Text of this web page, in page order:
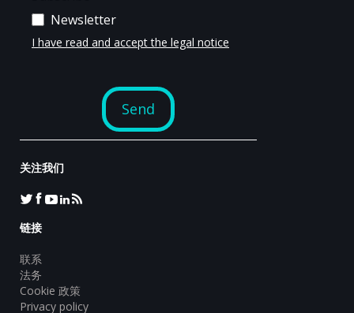
关注我们
链接
联系
法务
Cookie 政策
Privacy policy